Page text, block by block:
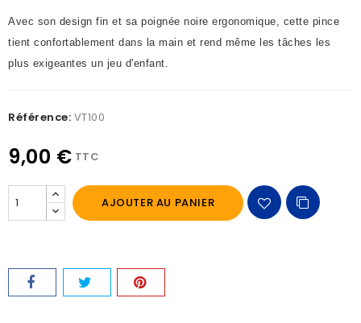
Avec son design fin et sa poignée noire ergonomique, cette pince
tient confortablement dans la main et rend même les tâches les
plus exigeantes un jeu d'enfant.
Référence: VT100
9,00 € TTC
AJOUTER AU PANIER